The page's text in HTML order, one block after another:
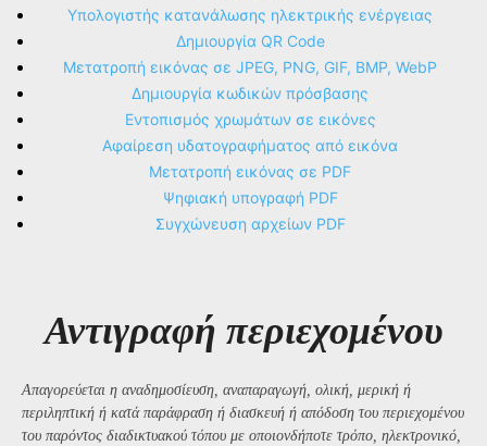
Υπολογιστής κατανάλωσης ηλεκτρικής ενέργειας
Δημιουργία QR Code
Μετατροπή εικόνας σε JPEG, PNG, GIF, BMP, WebP
Δημιουργία κωδικών πρόσβασης
Εντοπισμός χρωμάτων σε εικόνες
Αφαίρεση υδατογραφήματος από εικόνα
Μετατροπή εικόνας σε PDF
Ψηφιακή υπογραφή PDF
Συγχώνευση αρχείων PDF
Αντιγραφή περιεχομένου
Απαγορεύεται η αναδημοσίευση, αναπαραγωγή, ολική, μερική ή
περιληπτική ή κατά παράφραση ή διασκευή ή απόδοση του περιεχομένου
του παρόντος διαδικτυακού τόπου με οποιονδήποτε τρόπο, ηλεκτρονικό,